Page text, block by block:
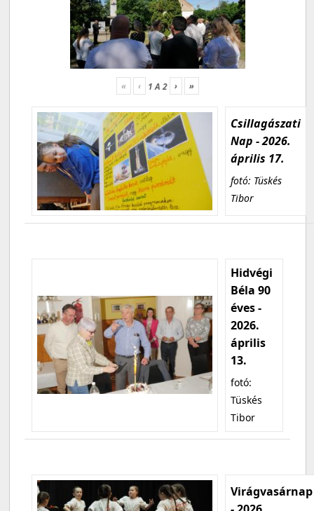
« ‹ 1A2 › »
Csillagászati
Nap - 2026.
április 17.
fotó: Tüskés
Tibor
Hidvégi
Béla 90
éves -
2026.
április
13.
fotó:
Tüskés
Tibor
Virágvasárnap